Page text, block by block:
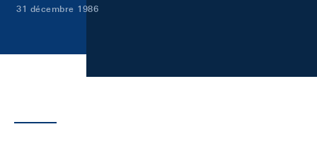
31 décembre 1986